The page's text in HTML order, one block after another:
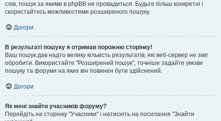
слів, пошук за якими в phpBB не провадиться. Будьте більш конкретні і
скористайтесь можливостями розширеного пошуку.
Догори
В результаті пошуку я отримав порожню сторінку!
Ваш пошук дав надто велику кількість результатів, які веб-сервер не зміг
обробити. Використайте "Розширений пошук", точніше задайте умови
пошуку та форуми на яких він повинен бути здійснений.
Догори
Як мені знайти учасників форуму?
Перейдіть на сторінку "Учасники" і натисніть на посилання "Знайти